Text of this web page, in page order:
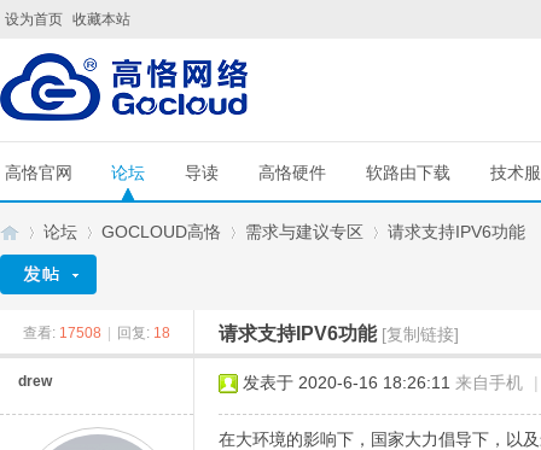
设为首页 收藏本站
高恪官网 论坛 导读 高恪硬件 软路由下载 技术
»
论坛
›
GOCLOUD高恪
›
需求与建议专区
›
请求支持IPV6功能
查看: 17508 回复: 18 请求支持IPV6功能 [复制链接]
drew 发表于 2020-6-16 18:26:11 来自手机 |
在大环境的影响下，国家大力倡导下，以